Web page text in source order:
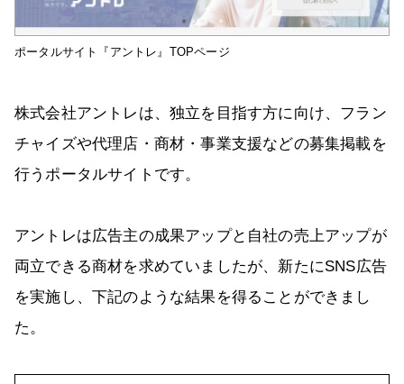
ポータルサイト『アントレ』TOPページ
株式会社アントレは、独立を目指す方に向け、フラン
チャイズや代理店・商材・事業支援などの募集掲載を
行うポータルサイトです。
アントレは広告主の成果アップと自社の売上アップが
両立できる商材を求めていましたが、新たにSNS広告
を実施し、下記のような結果を得ることができまし
た。